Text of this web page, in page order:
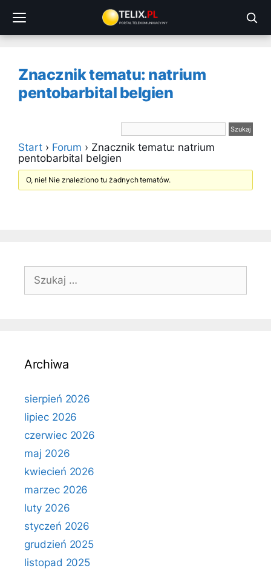
treści
Znacznik tematu: natrium
pentobarbital belgien
Start › Forum › Znacznik tematu: natrium
pentobarbital belgien
O, nie! Nie znaleziono tu żadnych tematów.
Szukaj:
Archiwa
sierpień 2026
lipiec 2026
czerwiec 2026
maj 2026
kwiecień 2026
marzec 2026
luty 2026
styczeń 2026
grudzień 2025
listopad 2025